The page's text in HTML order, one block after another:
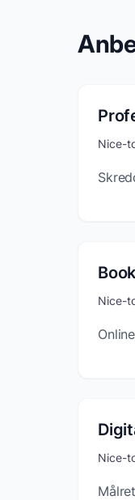
Nice-
Nice-
Nice-